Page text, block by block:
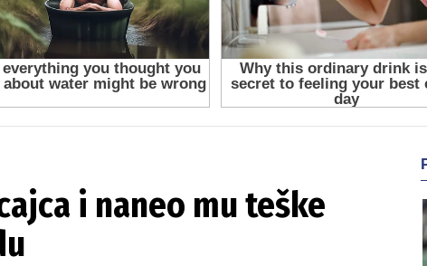
i naneo mu teške